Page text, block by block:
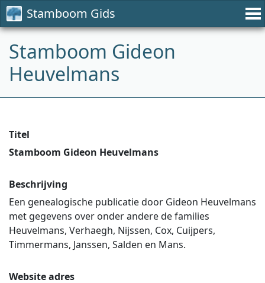
Stamboom Gids
Stamboom Gideon
Heuvelmans
Titel
Stamboom Gideon Heuvelmans
Beschrijving
Een genealogische publicatie door Gideon Heuvelmans
met gegevens over onder andere de families
Heuvelmans, Verhaegh, Nijssen, Cox, Cuijpers,
Timmermans, Janssen, Salden en Mans.
Website adres